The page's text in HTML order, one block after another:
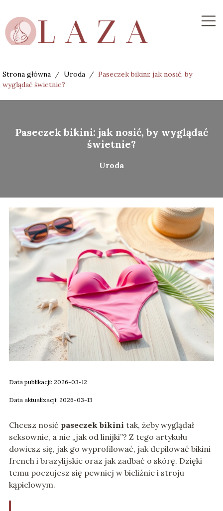
Strona główna / Uroda / Paseczek bikini: jak nosić, by
wyglądać świetnie?
Paseczek bikini: jak nosić, by wyglądać
świetnie?
Uroda
Data publikacji: 2026-03-12
Data aktualizacji: 2026-03-13
Chcesz nosić paseczek bikini tak, żeby wyglądał
seksownie, a nie „jak od linijki”? Z tego artykułu
dowiesz się, jak go wyprofilować, jak depilować bikini
french i brazylijskie oraz jak zadbać o skórę. Dzięki
temu poczujesz się pewniej w bieliźnie i stroju
kąpielowym.